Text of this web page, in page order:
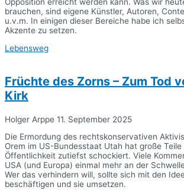
brauchen, sind eigene Künstler, Autoren,
u.v.m. In einigen dieser Bereiche habe ich
Akzente zu setzen.
Lebensweg
Früchte des Zorns – Zum Tod
Kirk
Holger Arppe 11. September 2025
Die Ermordung des rechtskonservativen
Orem im US-Bundesstaat Utah hat große
Öffentlichkeit zutiefst schockiert. Viele
USA (und Europa) einmal mehr an der
Wer das verhindern will, sollte sich mit den
beschäftigen und sie umsetzen.